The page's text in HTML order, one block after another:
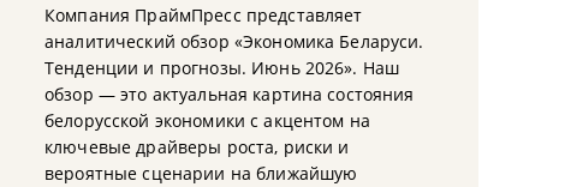
Компания ПраймПресс представляет
аналитический обзор «Экономика Беларуси.
Тенденции и прогнозы. Июнь 2026». Наш
обзор — это актуальная картина состояния
белорусской экономики с акцентом на
ключевые драйверы роста, риски и
вероятные сценарии на ближайшую